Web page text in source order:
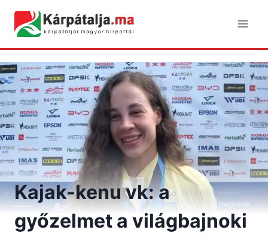
content
Kajak-kenu vk: a
győzelmet a világbajnoki